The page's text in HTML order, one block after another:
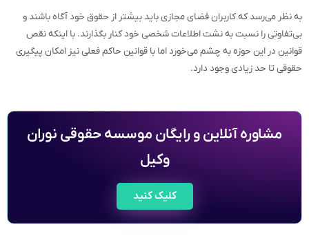
به نظر می‌رسد که کاربران فضای مجازی باید بیشتر از حقوق خود آگاه باشند و
بی‌تفاوتی را نسبت به نشت اطلاعات شخصی خود کنار بگذارند. با اینکه نقص
قوانین در این حوزه به چشم می‌خورد اما با قوانین حاکم فعلی نیز امکان پیگیری
حقوقی تا حد زیادی وجود دارد.
مشاوره آنلاین و رایگان موسسه حقوقی نوران
وکیل
کلیک کنید